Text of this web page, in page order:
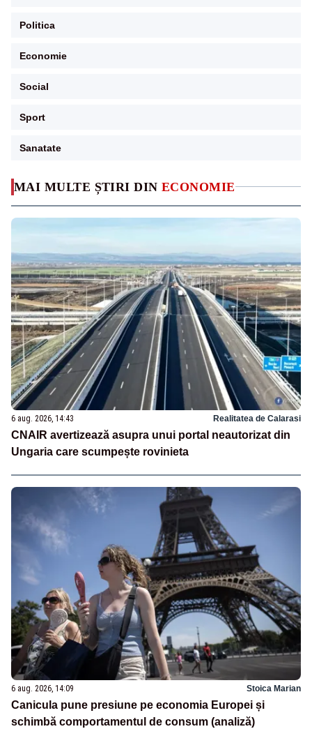
MAI MULTE ȘTIRI DIN ECONOMIE
6 aug. 2026, 14:43 Realitatea de Calarasi
CNAIR avertizează asupra unui portal neautorizat din
Ungaria care scumpește rovinieta
6 aug. 2026, 14:09 Stoica Marian
Canicula pune presiune pe economia Europei și
schimbă comportamentul de consum (analiză)
Politica
Economie
Social
Sport
Sanatate